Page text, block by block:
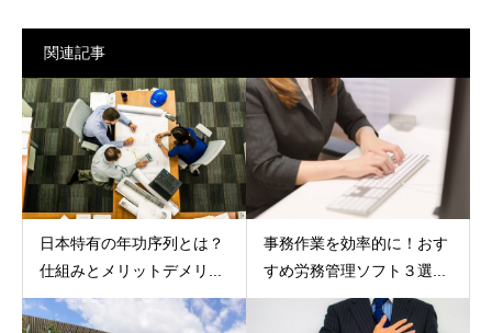
関連記事
日本特有の年功序列とは？
仕組みとメリットデメリ...
事務作業を効率的に！おす
すめ労務管理ソフト３選...